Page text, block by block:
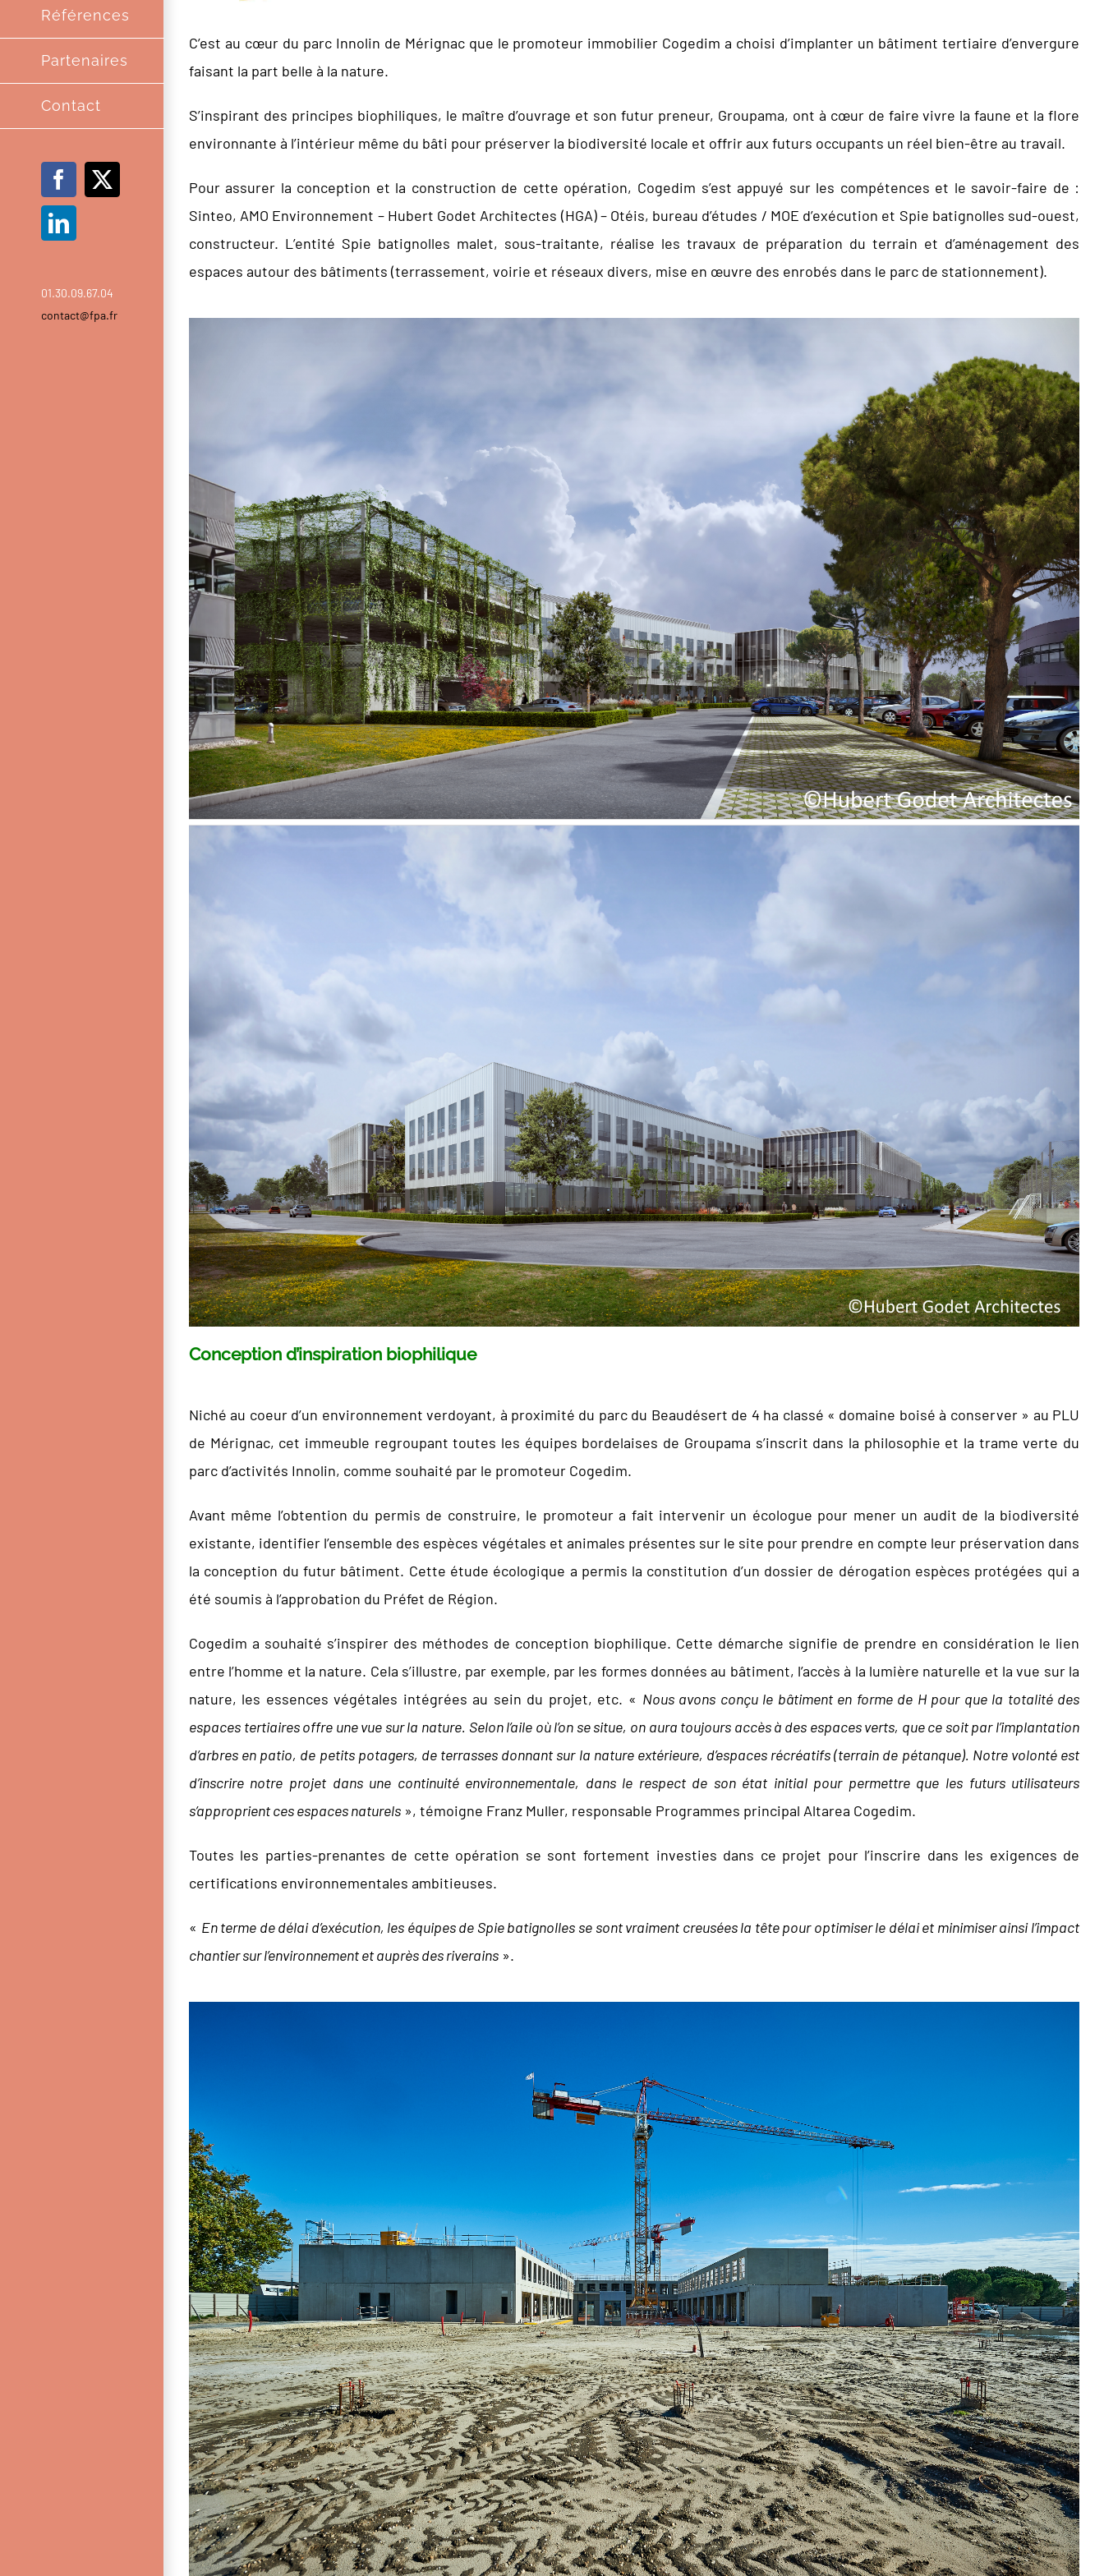
Références
Partenaires
Contact
Facebook
X
LinkedIn
01.30.09.67.04
contact@fpa.fr
C’est au cœur du parc Innolin de Mérignac que le promoteur immobilier Cogedim a choisi d’implanter un bâtiment tertiaire d’envergure
faisant la part belle à la nature.
S’inspirant des principes biophiliques, le maître d’ouvrage et son futur preneur, Groupama, ont à cœur de faire vivre la faune et la flore
environnante à l’intérieur même du bâti pour préserver la biodiversité locale et offrir aux futurs occupants un réel bien-être au travail.
Pour assurer la conception et la construction de cette opération, Cogedim s’est appuyé sur les compétences et le savoir-faire de :
Sinteo, AMO Environnement – Hubert Godet Architectes (HGA) – Otéis, bureau d’études / MOE d’exécution et Spie batignolles sud-ouest,
constructeur. L’entité Spie batignolles malet, sous-traitante, réalise les travaux de préparation du terrain et d’aménagement des
espaces autour des bâtiments (terrassement, voirie et réseaux divers, mise en œuvre des enrobés dans le parc de stationnement).
Conception d’inspiration biophilique
Niché au coeur d’un environnement verdoyant, à proximité du parc du Beaudésert de 4 ha classé « domaine boisé à conserver » au PLU
de Mérignac, cet immeuble regroupant toutes les équipes bordelaises de Groupama s’inscrit dans la philosophie et la trame verte du
parc d’activités Innolin, comme souhaité par le promoteur Cogedim.
Avant même l’obtention du permis de construire, le promoteur a fait intervenir un écologue pour mener un audit de la biodiversité
existante, identifier l’ensemble des espèces végétales et animales présentes sur le site pour prendre en compte leur préservation dans
la conception du futur bâtiment. Cette étude écologique a permis la constitution d’un dossier de dérogation espèces protégées qui a
été soumis à l’approbation du Préfet de Région.
Cogedim a souhaité s’inspirer des méthodes de conception biophilique. Cette démarche signifie de prendre en considération le lien
entre l’homme et la nature. Cela s’illustre, par exemple, par les formes données au bâtiment, l’accès à la lumière naturelle et la vue sur la
nature, les essences végétales intégrées au sein du projet, etc. « Nous avons conçu le bâtiment en forme de H pour que la totalité des
espaces tertiaires offre une vue sur la nature. Selon l’aile où l’on se situe, on aura toujours accès à des espaces verts, que ce soit par l’implantation
d’arbres en patio, de petits potagers, de terrasses donnant sur la nature extérieure, d’espaces récréatifs (terrain de pétanque). Notre volonté est
d’inscrire notre projet dans une continuité environnementale, dans le respect de son état initial pour permettre que les futurs utilisateurs
s’approprient ces espaces naturels», témoigne Franz Muller, responsable Programmes principal Altarea Cogedim.
Toutes les parties-prenantes de cette opération se sont fortement investies dans ce projet pour l’inscrire dans les exigences de
certifications environnementales ambitieuses.
« En terme de délai d’exécution, les équipes de Spie batignolles se sont vraiment creusées la tête pour optimiser le délai et minimiser ainsi l’impact
chantier sur l’environnement et auprès des riverains».